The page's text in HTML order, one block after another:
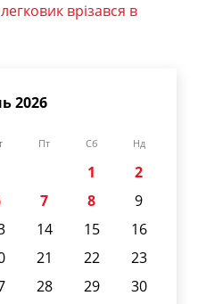
врізався в
2026
Пт Сб Нд
1
2
7 8
9
14 15
16
21 22
23
28 29
30